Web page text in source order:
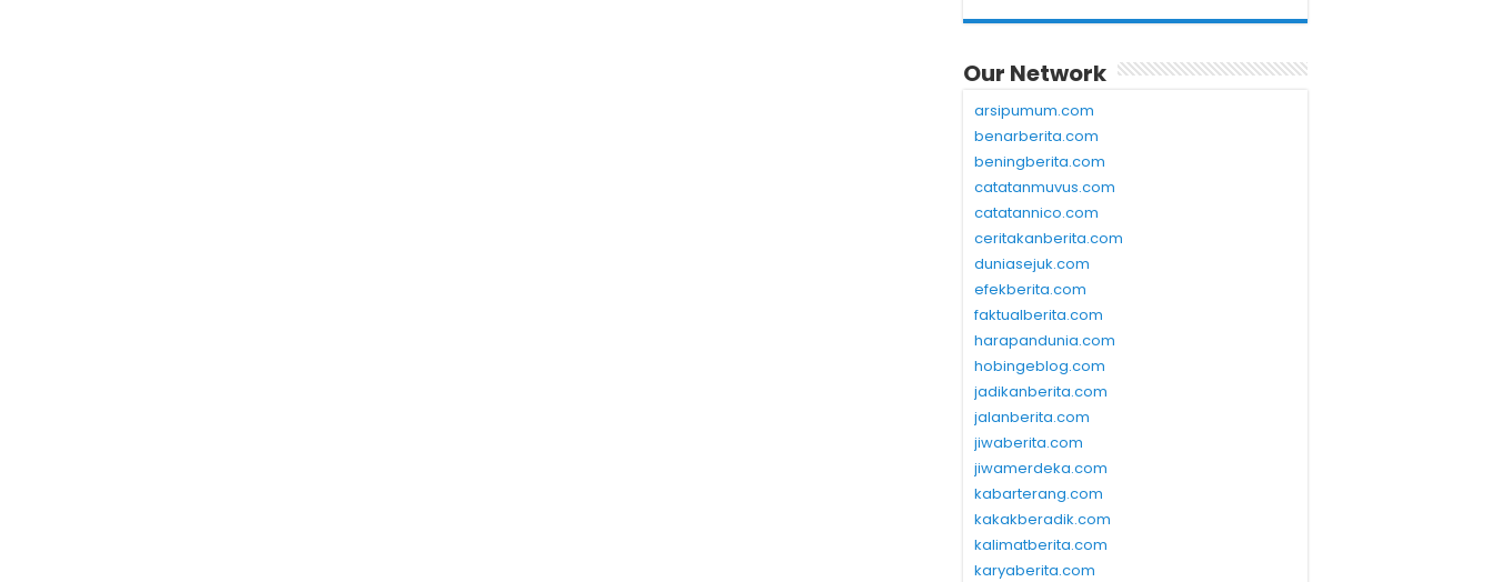
Our Network
arsipumum.com
benarberita.com
beningberita.com
catatanmuvus.com
catatannico.com
ceritakanberita.com
duniasejuk.com
efekberita.com
faktualberita.com
harapandunia.com
hobingeblog.com
jadikanberita.com
jalanberita.com
jiwaberita.com
jiwamerdeka.com
kabarterang.com
kakakberadik.com
kalimatberita.com
karyaberita.com